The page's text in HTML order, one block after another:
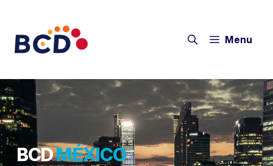
Menu
BCDMÉXICO